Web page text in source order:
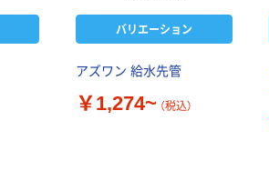
バリエーション
アズワン 給水先管
￥1,274~ （税込）